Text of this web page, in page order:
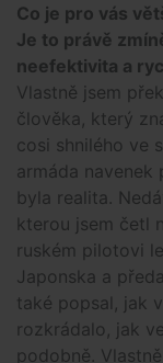
Co je pro vás
Je to právě
neefektivita a
Vlastně jsem
člověka, který
cosi shnilého ve
armáda navenek
byla realita.
kterou jsem četl
ruském pilotovi
Japonska a
také popsal, jak
rozkrádalo, jak
podobně.